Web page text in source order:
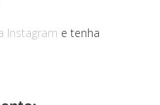
Instagram e tenha